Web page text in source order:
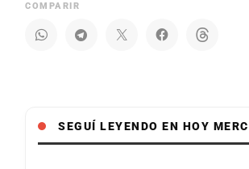
COMPARIR
SEGUÍ LEYENDO EN HOY